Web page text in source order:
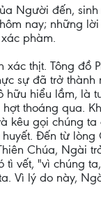
Người đến,
nay; những
phàm.
thịt. Tông đồ
sự đã trở
hữu hiểu lầm, là
thoáng qua.
kêu gọi chúng ta
Đến từ
Chúa, Ngài
vết, "vì chúng
Vì lý do này,